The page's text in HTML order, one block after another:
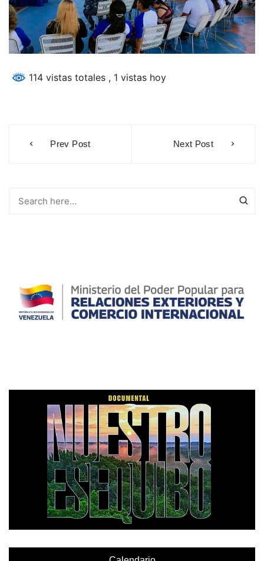
114 vistas totales , 1 vistas hoy
Prev Post Next Post